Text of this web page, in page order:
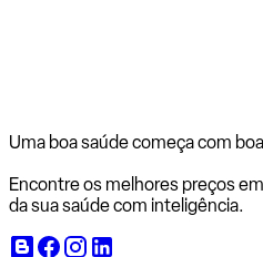
Uma boa saúde começa com
Encontre os melhores preços
da sua saúde com inteligência.